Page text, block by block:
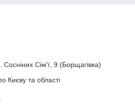
Сосніних Сім'ї, 9 (Борщагівка)
Києву та області